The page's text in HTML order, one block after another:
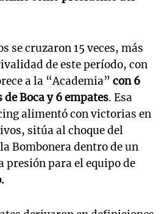
se cruzaron 15 veces, más
de este período, con
a la “Academia” con 6
Boca y 6 empates. Esa
alimentó con victorias en
sitúa al choque del
Bombonera dentro de un
presión para el equipo de